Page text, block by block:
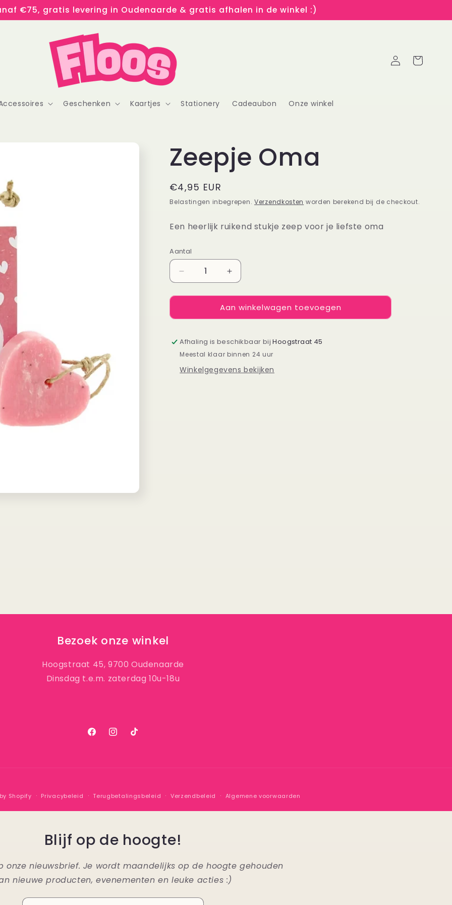
€75, gratis levering in Oudenaarde & gratis afhalen in de winkel :)
Geschenken Kaartjes Stationery Cadeaubon Onze winkel
Inloggen
Winkelwagen
Zeepje Oma
Normale
prijs
€4,95 EUR
Belastingen inbegrepen. Verzendkosten worden berekend bij de checkout.
Een heerlijk ruikend stukje zeep voor je liefste oma
Aantal
Aantal
Aantal
verlagen
voor
Oma
Aantal
verhogen
voor
Zeepje
Oma
Aan winkelwagen toevoegen
Afhaling is beschikbaar bijHoogstraat 45
Meestal klaar binnen 24 uur
Winkelgegevens bekijken
Bezoek onze winkel
Hoogstraat 45, 9700 Oudenaarde
Dinsdag t.e.m. zaterdag 10u-18u
FacebookInstagram
TikTok
Shopify Privacybeleid Terugbetalingsbeleid Verzendbeleid Algemene voorwaarden
Blijf op de hoogte!
onze nieuwsbrief. Je wordt maandelijks op de hoogte gehouden
nieuwe producten, evenementen en leuke acties :)